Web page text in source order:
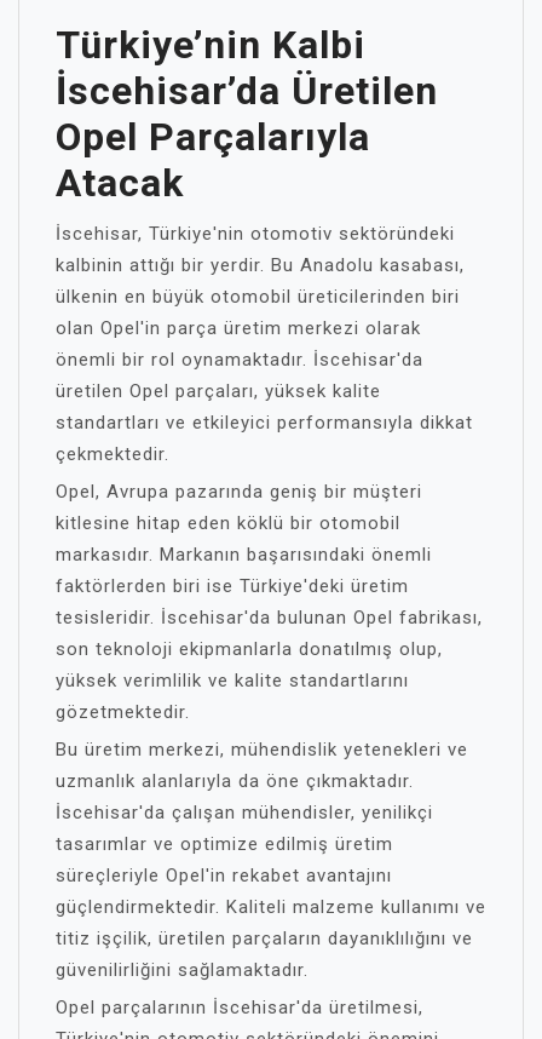
Türkiye’nin Kalbi
İscehisar’da Üretilen
Opel Parçalarıyla
Atacak
İscehisar, Türkiye'nin otomotiv sektöründeki
kalbinin attığı bir yerdir. Bu Anadolu kasabası,
ülkenin en büyük otomobil üreticilerinden biri
olan Opel'in parça üretim merkezi olarak
önemli bir rol oynamaktadır. İscehisar'da
üretilen Opel parçaları, yüksek kalite
standartları ve etkileyici performansıyla dikkat
çekmektedir.
Opel, Avrupa pazarında geniş bir müşteri
kitlesine hitap eden köklü bir otomobil
markasıdır. Markanın başarısındaki önemli
faktörlerden biri ise Türkiye'deki üretim
tesisleridir. İscehisar'da bulunan Opel fabrikası,
son teknoloji ekipmanlarla donatılmış olup,
yüksek verimlilik ve kalite standartlarını
gözetmektedir.
Bu üretim merkezi, mühendislik yetenekleri ve
uzmanlık alanlarıyla da öne çıkmaktadır.
İscehisar'da çalışan mühendisler, yenilikçi
tasarımlar ve optimize edilmiş üretim
süreçleriyle Opel'in rekabet avantajını
güçlendirmektedir. Kaliteli malzeme kullanımı ve
titiz işçilik, üretilen parçaların dayanıklılığını ve
güvenilirliğini sağlamaktadır.
Opel parçalarının İscehisar'da üretilmesi,